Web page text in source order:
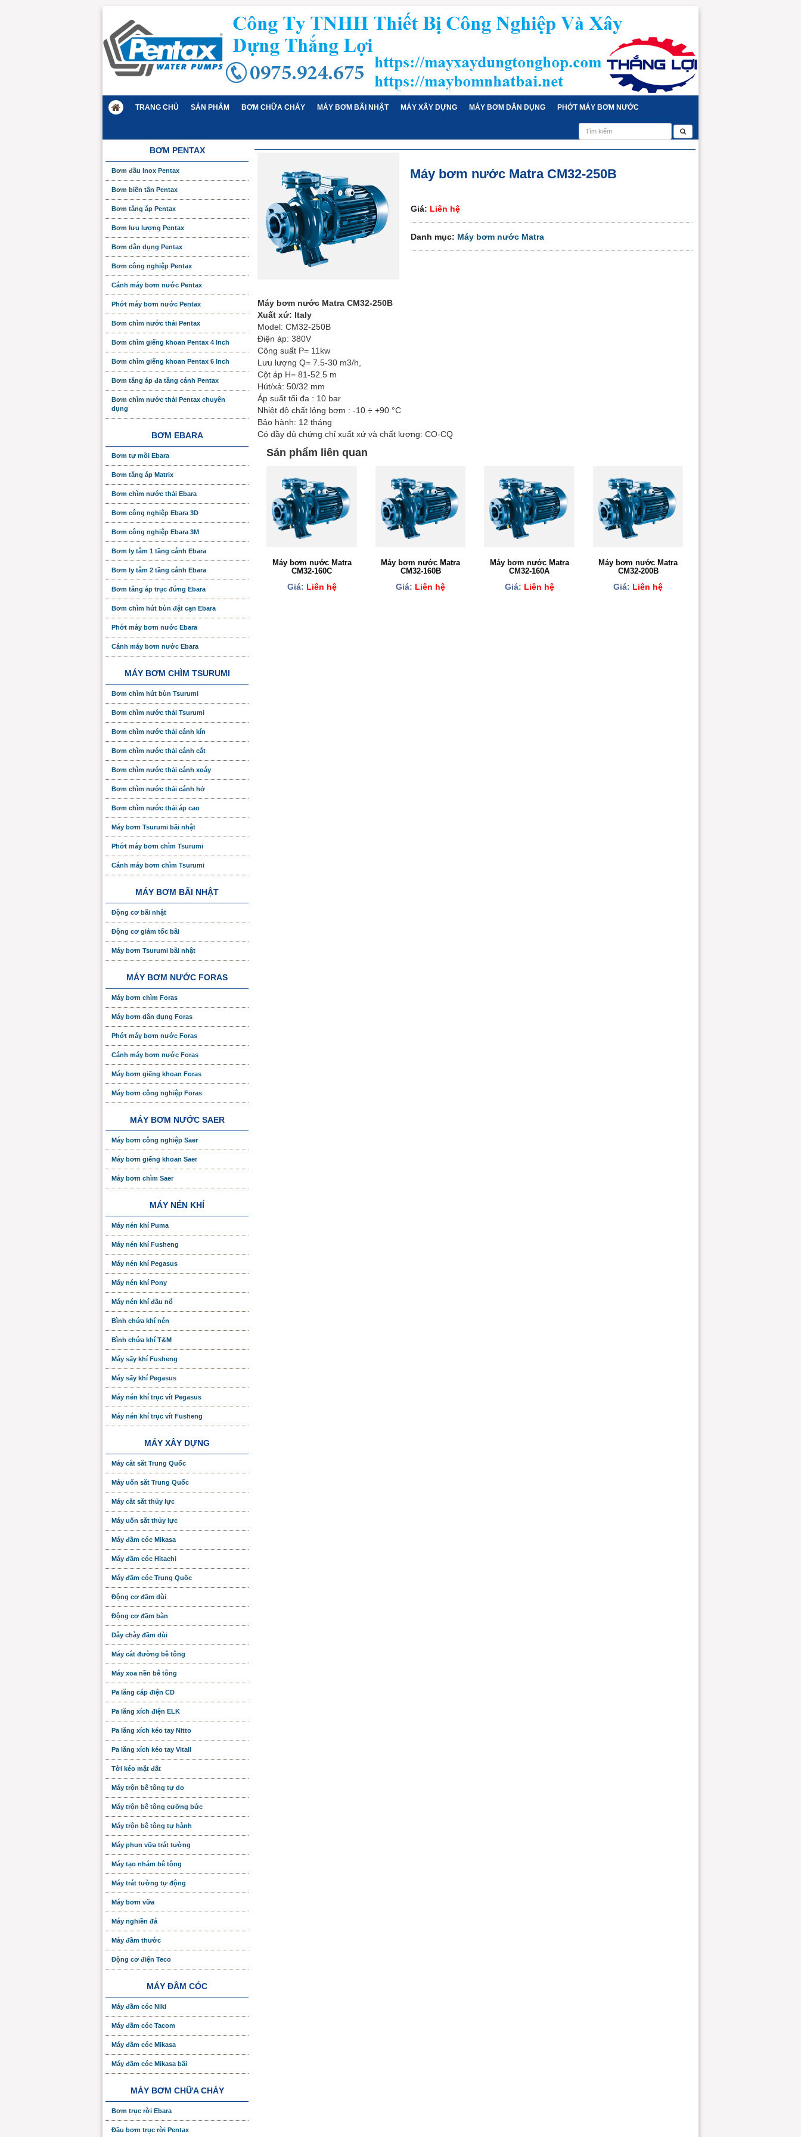
TRANG CHỦ SẢN PHẨM BƠM CHỮA CHÁY MÁY BƠM BÃI NHẬT MÁY XÂY DỰNG MÁY BƠM DÂN DỤNG PHỚT MÁY BƠM NƯỚC
Máy bơm nước Matra CM32-250B
Giá: Liên hệ
Danh mục: Máy bơm nước Matra
Máy bơm nước Matra CM32-250B
Xuất xứ: Italy
Model: CM32-250B
Điện áp: 380V
Công suất P= 11kw
Lưu lượng Q= 7.5-30 m3/h,
Cột áp H= 81-52.5 m
Hút/xả: 50/32 mm
Áp suất tối đa : 10 bar
Nhiệt độ chất lỏng bơm : -10 ÷ +90 °C
Bảo hành: 12 tháng
Có đầy đủ chứng chỉ xuất xứ và chất lượng: CO-CQ
Sản phẩm liên quan
Máy bơm nước Matra
CM32-160C
Giá: Liên hệ
Máy bơm nước Matra
CM32-160B
Giá: Liên hệ
Máy bơm nước Matra
CM32-160A
Giá: Liên hệ
Máy bơm nước Matra
CM32-200B
Giá: Liên hệ
BƠM PENTAX
Bơm đầu Inox Pentax
Bơm biến tần Pentax
Bơm tăng áp Pentax
Bơm lưu lượng Pentax
Bơm dân dụng Pentax
Bơm công nghiệp Pentax
Cánh máy bơm nước Pentax
Phớt máy bơm nước Pentax
Bơm chìm nước thải Pentax
Bơm chìm giếng khoan Pentax 4 Inch
Bơm chìm giếng khoan Pentax 6 Inch
Bơm tăng áp đa tầng cánh Pentax
Bơm chìm nước thải Pentax chuyên
dụng
BƠM EBARA
Bơm tự mồi Ebara
Bơm tăng áp Matrix
Bơm chìm nước thải Ebara
Bơm công nghiệp Ebara 3D
Bơm công nghiệp Ebara 3M
Bơm ly tâm 1 tầng cánh Ebara
Bơm ly tâm 2 tầng cánh Ebara
Bơm tăng áp trục đứng Ebara
Bơm chìm hút bùn đặt cạn Ebara
Phớt máy bơm nước Ebara
Cánh máy bơm nước Ebara
MÁY BƠM CHÌM TSURUMI
Bơm chìm hút bùn Tsurumi
Bơm chìm nước thải Tsurumi
Bơm chìm nước thải cánh kín
Bơm chìm nước thải cánh cắt
Bơm chìm nước thải cánh xoáy
Bơm chìm nước thải cánh hở
Bơm chìm nước thải áp cao
Máy bơm Tsurumi bãi nhật
Phớt máy bơm chìm Tsurumi
Cánh máy bơm chìm Tsurumi
MÁY BƠM BÃI NHẬT
Động cơ bãi nhật
Động cơ giảm tốc bãi
Máy bơm Tsurumi bãi nhật
MÁY BƠM NƯỚC FORAS
Máy bơm chìm Foras
Máy bơm dân dụng Foras
Phớt máy bơm nước Foras
Cánh máy bơm nước Foras
Máy bơm giếng khoan Foras
Máy bơm công nghiệp Foras
MÁY BƠM NƯỚC SAER
Máy bơm công nghiệp Saer
Máy bơm giếng khoan Saer
Máy bơm chìm Saer
MÁY NÉN KHÍ
Máy nén khí Puma
Máy nén khí Fusheng
Máy nén khí Pegasus
Máy nén khí Pony
Máy nén khí đầu nổ
Bình chứa khí nén
Bình chứa khí T&M
Máy sấy khí Fusheng
Máy sấy khí Pegasus
Máy nén khí trục vít Pegasus
Máy nén khí trục vít Fusheng
MÁY XÂY DỰNG
Máy cắt sắt Trung Quốc
Máy uốn sắt Trung Quốc
Máy cắt sắt thủy lực
Máy uốn sắt thủy lực
Máy đầm cóc Mikasa
Máy đầm cóc Hitachi
Máy đầm cóc Trung Quốc
Động cơ đầm dùi
Động cơ đầm bàn
Dây chày đầm dùi
Máy cắt đường bê tông
Máy xoa nền bê tông
Pa lăng cáp điện CD
Pa lăng xích điện ELK
Pa lăng xích kéo tay Nitto
Pa lăng xích kéo tay Vitall
Tời kéo mặt đất
Máy trộn bê tông tự do
Máy trộn bê tông cưỡng bức
Máy trộn bê tông tự hành
Máy phun vữa trát tường
Máy tạo nhám bê tông
Máy trát tường tự động
Máy bơm vữa
Máy nghiền đá
Máy đầm thước
Động cơ điện Teco
MÁY ĐẦM CÓC
Máy đầm cóc Niki
Máy đầm cóc Tacom
Máy đầm cóc Mikasa
Máy đầm cóc Mikasa bãi
MÁY BƠM CHỮA CHÁY
Bơm trục rời Ebara
Đầu bơm trục rời Pentax